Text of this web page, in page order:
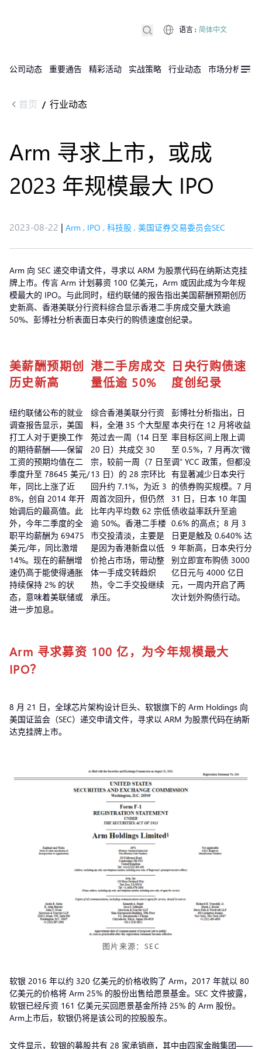
公司动态 重要通告 精彩活动 实战策略 行业动态 市场分析
语言 : 简体中文
首页 / 行业动态
Arm 寻求上市，或成
2023 年规模最大 IPO
2023-08-22 | Arm , IPO , 科技股 , 美国证券交易委员会SEC
Arm 向 SEC 递交申请文件，寻求以 ARM 为股票代码在纳斯达克挂
牌上市。传言 Arm 计划募资 100 亿美元，Arm 或因此成为今年规
模最大的 IPO。与此同时，纽约联储的报告指出美国薪酬预期创历
史新高、香港美联分行资料综合显示香港二手房成交量大跌逾
50%、彭博社分析表面日本央行的购债速度创纪录。
美薪酬预期创
历史新高
纽约联储公布的就业
调查报告显示，美国
打工人对于更换工作
的期待薪酬——保留
工资的预期均值在二
季度升至 78645 美元/
年，同比上涨了近
8%，创自 2014 年开
始调后的最高值。此
外，今年二季度的全
职平均薪酬为 69475
美元/年，同比激增
14%。现在的薪酬增
速仍高于能使得通胀
持续保持 2% 的状
态，意味着美联储或
进一步加息。
港二手房成交
量低逾 50%
综合香港美联分行资
料，全港 35 个大型屋
苑过去一周（14 日至
20 日）共成交 30
宗，较前一周（7 日至
13 日）的 28 宗环比
回升约 7.1%，为近 3
周首次回升，但仍然
比年内平均数 62 宗低
逾 50%。香港二手楼
市交投清淡，主要是
是因为香港新盘以低
价抢占市场，带动整
体一手成交转趋炽
热，令二手交投继续
承压。
日央行购债速
度创纪录
彭博社分析指出，日
本央行在 12 月将收益
率目标区间上限上调
至 0.5%，7 月再次“微
调” YCC 政策，但都没
有显著减少日本央行
的债券购买规模。7 月
31 日，日本 10 年国
债收益率跃升至逾
0.6% 的高点；8 月 3
日更是触及 0.640% 达
9 年新高，日本央行分
别立即宣布购债 3000
亿日元与 4000 亿日
元，一周内开启了两
次计划外购债行动。
Arm 寻求募资 100 亿，为今年规模最大
IPO？
8 月 21 日，全球芯片架构设计巨头、软银旗下的 Arm Holdings 向
美国证监会（SEC）递交申请文件，寻求以 ARM 为股票代码在纳斯
达克挂牌上市。
图片来源：SEC
软银 2016 年以约 320 亿美元的价格收购了 Arm，2017 年就以 80
亿美元的价格将 Arm 25% 的股份出售给愿景基金。SEC 文件披露，
软银已经斥资 161 亿美元买回愿景基金所持 25% 的 Arm 股份。
Arm上市后，软银仍将是该公司的控股股东。
文件显示，软银的募股共有 28 家承销商，其中由四家金融集团——